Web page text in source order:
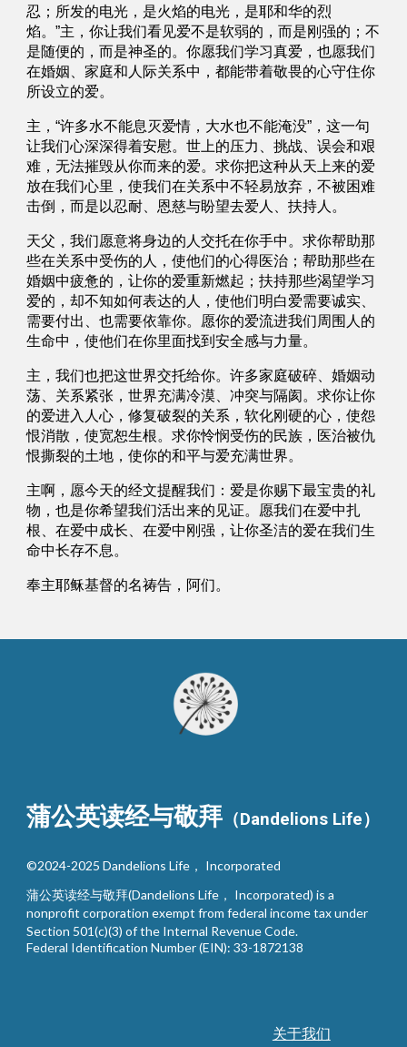
忍；所发的电光，是火焰的电光，是耶和华的烈
焰。”主，你让我们看见爱不是软弱的，而是刚强的；不
是随便的，而是神圣的。你愿我们学习真爱，也愿我们
在婚姻、家庭和人际关系中，都能带着敬畏的心守住你
所设立的爱。
主，“许多水不能息灭爱情，大水也不能淹没”，这一句
让我们心深深得着安慰。世上的压力、挑战、误会和艰
难，无法摧毁从你而来的爱。求你把这种从天上来的爱
放在我们心里，使我们在关系中不轻易放弃，不被困难
击倒，而是以忍耐、恩慈与盼望去爱人、扶持人。
天父，我们愿意将身边的人交托在你手中。求你帮助那
些在关系中受伤的人，使他们的心得医治；帮助那些在
婚姻中疲惫的，让你的爱重新燃起；扶持那些渴望学习
爱的，却不知如何表达的人，使他们明白爱需要诚实、
需要付出、也需要依靠你。愿你的爱流进我们周围人的
生命中，使他们在你里面找到安全感与力量。
主，我们也把这世界交托给你。许多家庭破碎、婚姻动
荡、关系紧张，世界充满冷漠、冲突与隔阂。求你让你
的爱进入人心，修复破裂的关系，软化刚硬的心，使怨
恨消散，使宽恕生根。求你怜悯受伤的民族，医治被仇
恨撕裂的土地，使你的和平与爱充满世界。
主啊，愿今天的经文提醒我们：爱是你赐下最宝贵的礼
物，也是你希望我们活出来的见证。愿我们在爱中扎
根、在爱中成长、在爱中刚强，让你圣洁的爱在我们生
命中长存不息。
奉主耶稣基督的名祷告，阿们。
蒲公英读经与敬拜 （Dandelions Life）
©2024-2025 Dandelions Life， Incorporated
蒲公英读经与敬拜(Dandelions Life， Incorporated) is a
nonprofit corporation exempt from federal income tax under
Section 501(c)(3) of the Internal Revenue Code.
Federal Identification Number (EIN): 33-1872138
关于我们